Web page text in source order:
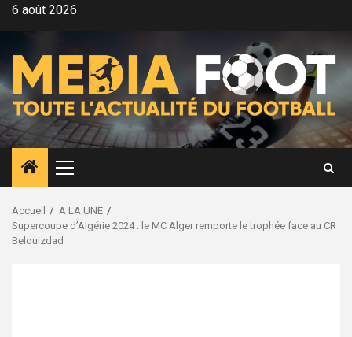
Aller6 août 2026
Menu
principal
Accueil
A LA UNE
Supercoupe d’Algérie 2024 : le MC Alger remporte le trophée face au CR
Belouizdad